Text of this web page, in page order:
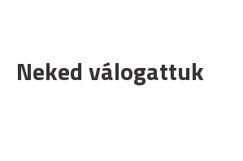
Neked válogattuk